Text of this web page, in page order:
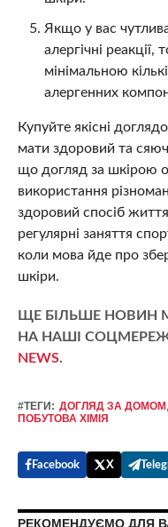
Якщо у вас
алергічні
мінімальною
алергенних
Купуйте якісні
мати здоровий та
що догляд за шкірою
використання
здоровий спосіб
регулярні заняття
коли мова йде про
шкіри.
ЩЕ БІЛЬШЕ НОВИН
НА НАШІ
NEWS.
#ТЕГИ: ДОГЛЯД ЗА ДОМОМ ,
ПОБУТОВА ХІМІЯ
Facebook X
РЕКОМЕНДУЄМО ДЛЯ